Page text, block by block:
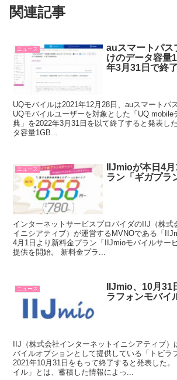
関連記事
ニュース
auスマートパス
けのデータ容量
年3月31日で終了
UQモバイルは2021年12月28日、auスマートパ
UQモバイルユーザーを対象とした「UQ mobile
典」を2022年3月31日を以て終了すると発表し
タ容量1GB...
ニュース
IIJmioが本日4
ラン「ギガプラ
インターネットサービスプロバイダのIIJ（株式
イニシアティブ）が運営するMVNOである「
4月1日より新料金プラン「IIJmioモバイルサー
提供を開始。 新料金プラ...
ニュース
IIJmio、10月31
ラフォンモバイ
IIJ（株式会社インターネットイニシアティブ）
バイルオプションとして提供している「トビラ
2021年10月31日をもって終了すると発表した
イル」とは、蓄積した情報によっ...